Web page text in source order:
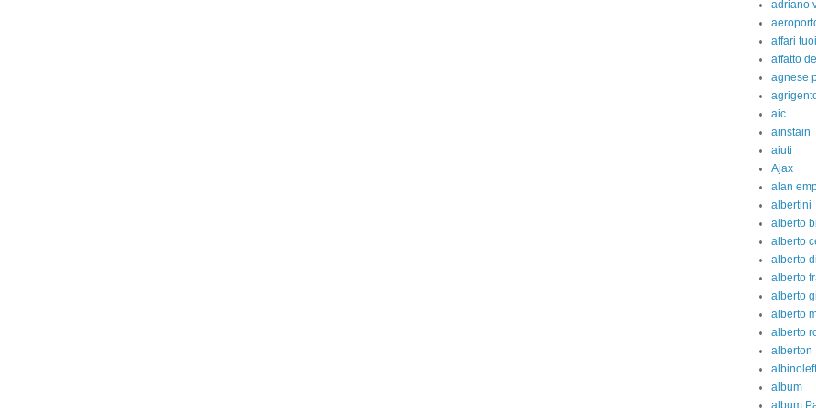
adriano
affari tuoi
affatto
agnese
aic
ainstain
aiuti
Ajax
alan
albertini
alberto
alberto
alberto
alberto
alberto
alberto
alberto
alberton
album
album